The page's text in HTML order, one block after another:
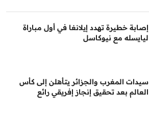
إصابة خطيرة تهدد إيلانغا في أول مباراة
ليايسله مع نيوكاسل
سيدات المغرب والجزائر يتأهلن إلى كأس
العالم بعد تحقيق إنجاز إفريقي رائع